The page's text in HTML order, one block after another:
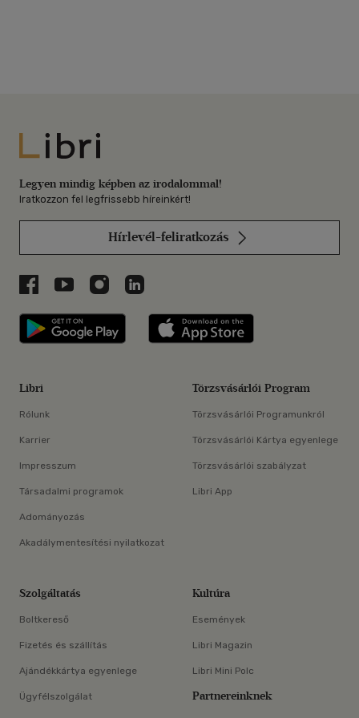
Libri
Legyen mindig képben az irodalommal!
Iratkozzon fel legfrissebb híreinkért!
Hírlevél-feliratkozás
Libri a Facebookon
Libri a Youtube-on
Libri az Instagramon
Libri a LinkedInen
Libri applikáció Szerezd meg: Google
Libri
Rólunk
Karrier
Impresszum
Társadalmi programok
Adományozás
Akadálymentesítési nyilatkozat
Törzsvásárlói Program
Törzsvásárlói Programunkról
Törzsvásárlói Kártya egyenlege
Törzsvásárlói szabályzat
Libri App
Szolgáltatás
Boltkereső
Fizetés és szállítás
Ajándékkártya egyenlege
Ügyfélszolgálat
Kultúra
Események
Libri Magazin
Libri Mini Polc
Partnereinknek